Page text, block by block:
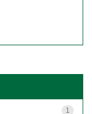
1